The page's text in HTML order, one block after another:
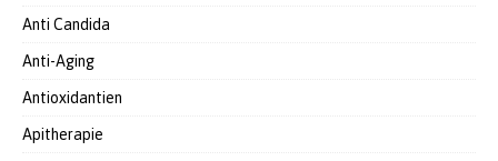
Anti Candida
Anti-Aging
Antioxidantien
Apitherapie